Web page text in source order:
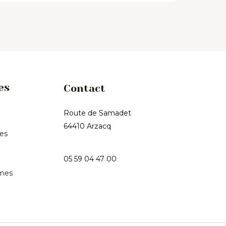
Contact
Route de Samadet
64410 Arzacq
05 59 04 47 00